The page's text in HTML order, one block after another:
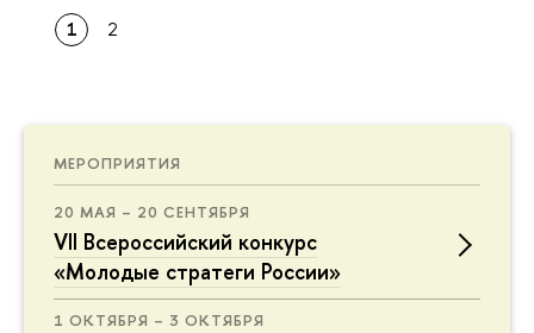
МЕРОПРИЯТИЯ
20 МАЯ – 20 СЕНТЯБРЯ
VII Всероссийский конкурс
«Молодые стратеги России»
1 ОКТЯБРЯ – 3 ОКТЯБРЯ
1 2